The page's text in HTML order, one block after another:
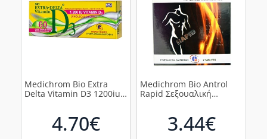
Medichrom Bio Extra
Delta Vitamin D3 1200iu
4.70€
Medichrom Bio Antrol
Rapid Σεξουαλική
3.44€